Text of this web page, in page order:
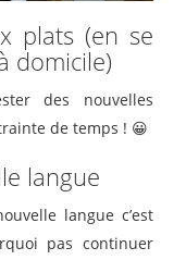
plats (en se
domicile)
des nouvelles
de temps ! 😀
langue
langue c’est
pas continuer